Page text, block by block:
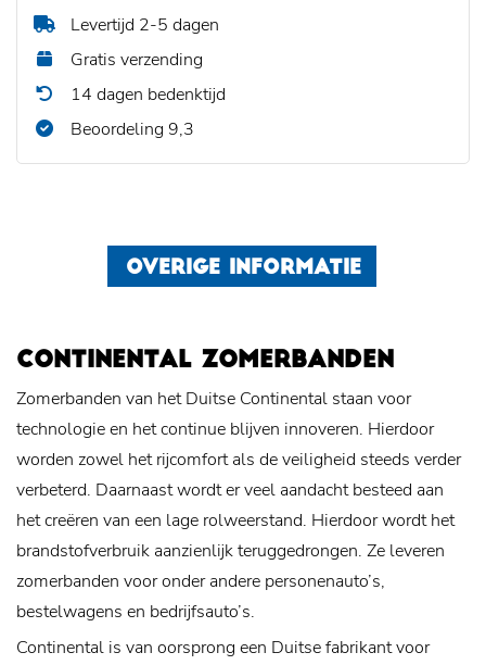
Levertijd 2-5 dagen
Gratis verzending
14 dagen bedenktijd
Beoordeling 9,3
OVERIGE INFORMATIE
CONTINENTAL ZOMERBANDEN
Zomerbanden van het Duitse Continental staan voor
technologie en het continue blijven innoveren. Hierdoor
worden zowel het rijcomfort als de veiligheid steeds verder
verbeterd. Daarnaast wordt er veel aandacht besteed aan
het creëren van een lage rolweerstand. Hierdoor wordt het
brandstofverbruik aanzienlijk teruggedrongen. Ze leveren
zomerbanden voor onder andere personenauto’s,
bestelwagens en bedrijfsauto’s.
Continental is van oorsprong een Duitse fabrikant voor